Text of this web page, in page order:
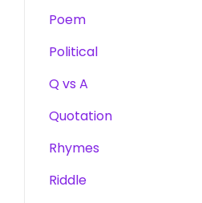
Poem
Political
Q vs A
Quotation
Rhymes
Riddle